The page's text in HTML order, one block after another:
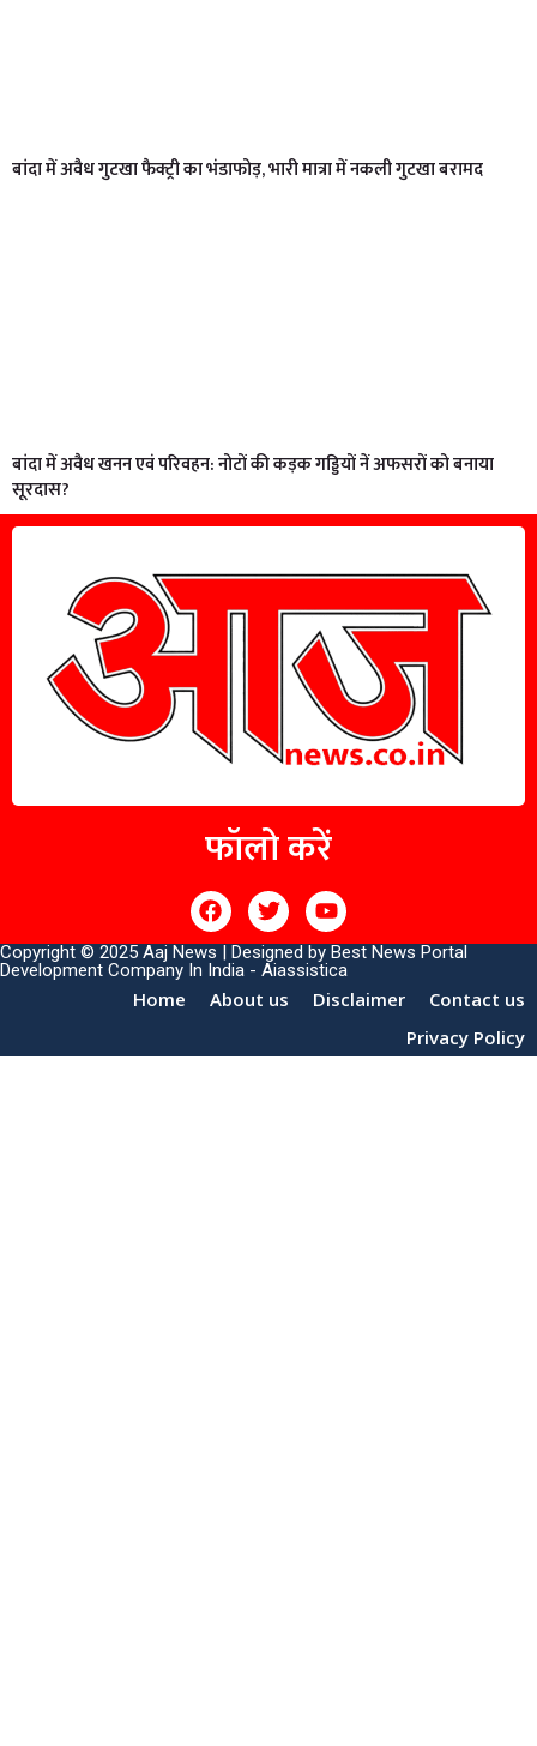
बांदा में अवैध गुटखा फैक्ट्री का भंडाफोड़, भारी मात्रा में नकली गुटखा बरामद
बांदा में अवैध खनन एवं परिवहन: नोटों की कड़क गड्डियों नें अफसरों को बनाया
सूरदास?
फॉलो करें
Copyright © 2025 Aaj News | Designed by Best News Portal
Development Company In India - Aiassistica
Home About us Disclaimer
Contact us
Privacy Policy